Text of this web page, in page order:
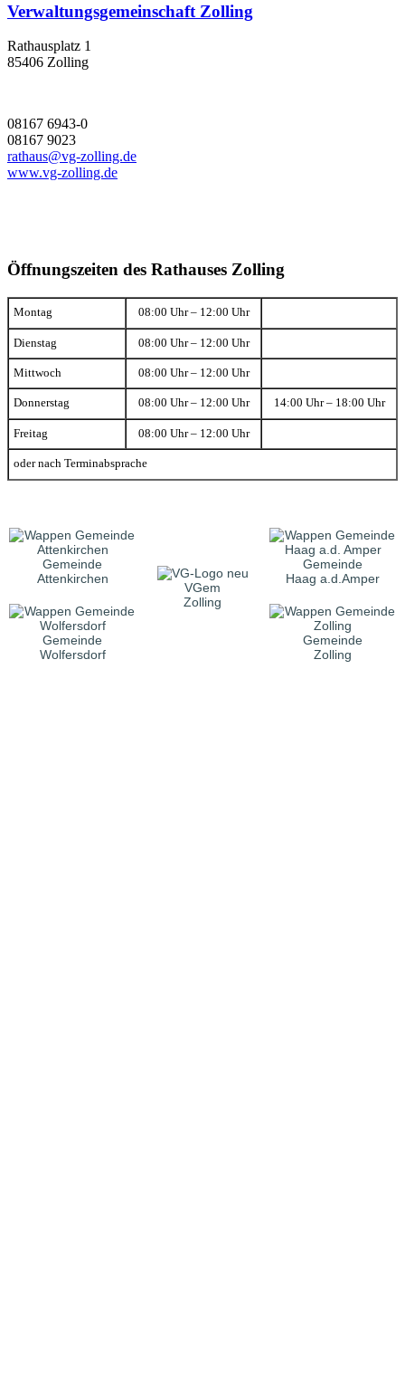
Verwaltungsgemeinschaft Zolling
Rathausplatz 1
85406 Zolling
08167 6943-0
08167 9023
rathaus@vg-zolling.de
www.vg-zolling.de
Öffnungszeiten des Rathauses Zolling
Montag 08:00 Uhr – 12:00 Uhr
Dienstag 08:00 Uhr – 12:00 Uhr
Mittwoch 08:00 Uhr – 12:00 Uhr
Donnerstag 08:00 Uhr – 12:00 Uhr 14:00 Uhr – 18:00 Uhr
Freitag 08:00 Uhr – 12:00 Uhr
oder nach Terminabsprache
Gemeinde
Attenkirchen
VGem
Zolling
Gemeinde
Haag a.d.Amper
Gemeinde
Wolfersdorf
Gemeinde
Zolling